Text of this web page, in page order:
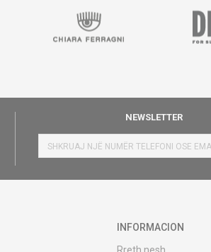
NEWSLETTER
INFORMACION